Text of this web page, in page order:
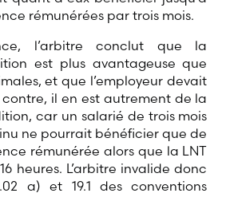
rémunérées par trois mois.
l’arbitre conclut que la
est plus avantageuse que
et que l’employeur devait
contre, il en est autrement de la
car un salarié de trois mois
ne pourrait bénéficier que de
rémunérée alors que la LNT
heures. L’arbitre invalide donc
a) et 19.1 des conventions